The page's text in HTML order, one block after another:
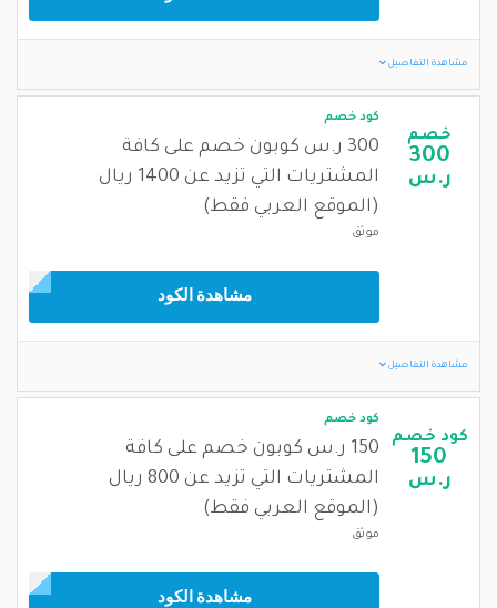
مشاهدة التفاصيل
خصم
300
ر.س
كود خصم
300 ر.س كوبون خصم على كافة
المشتريات التي تزيد عن 1400 ريال
(الموقع العربي فقط)
موثق
مشاهدة الكود
مشاهدة التفاصيل
كود خصم
150
ر.س
كود خصم
150 ر.س كوبون خصم على كافة
المشتريات التي تزيد عن 800 ريال
(الموقع العربي فقط)
موثق
مشاهدة الكود